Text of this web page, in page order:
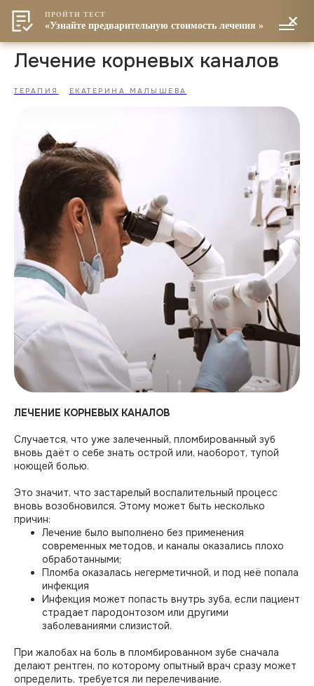
Лечение корневых каналов
ТЕРАПИЯ ЕКАТЕРИНА МАЛЫШЕВА
ЛЕЧЕНИЕ КОРНЕВЫХ КАНАЛОВ
Случается, что уже залеченный, пломбированный зуб
вновь даёт о себе знать острой или, наоборот, тупой
ноющей болью.⠀
Это значит, что застарелый воспалительный процесс
вновь возобновился. Этому может быть несколько
причин:⠀
Лечение было выполнено без применения
современных методов, и каналы оказались плохо
обработанными;
Пломба оказалась негерметичной, и под неё попала
инфекция⠀ ⠀
Инфекция может попасть внутрь зуба, если пациент
страдает пародонтозом или другими
заболеваниями слизистой.⠀
При жалобах на боль в пломбированном зубе сначала
делают рентген, по которому опытный врач сразу может
определить, требуется ли перелечивание.⠀
ПРОЙТИ ТЕСТ
«Узнайте предварительную стоимость лечения »